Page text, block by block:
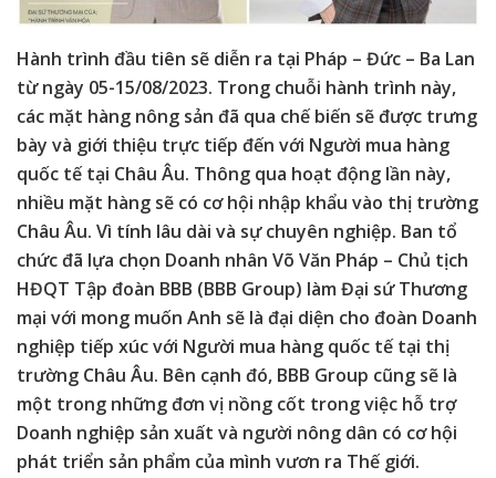
Hành trình đầu tiên sẽ diễn ra tại Pháp – Đức – Ba Lan
từ ngày 05-15/08/2023. Trong chuỗi hành trình này,
các mặt hàng nông sản đã qua chế biến sẽ được trưng
bày và giới thiệu trực tiếp đến với Người mua hàng
quốc tế tại Châu Âu. Thông qua hoạt động lần này,
nhiều mặt hàng sẽ có cơ hội nhập khẩu vào thị trường
Châu Âu. Vì tính lâu dài và sự chuyên nghiệp. Ban tổ
chức đã lựa chọn Doanh nhân Võ Văn Pháp – Chủ tịch
HĐQT Tập đoàn BBB (BBB Group) làm Đại sứ Thương
mại với mong muốn Anh sẽ là đại diện cho đoàn Doanh
nghiệp tiếp xúc với Người mua hàng quốc tế tại thị
trường Châu Âu. Bên cạnh đó, BBB Group cũng sẽ là
một trong những đơn vị nồng cốt trong việc hỗ trợ
Doanh nghiệp sản xuất và người nông dân có cơ hội
phát triển sản phẩm của mình vươn ra Thế giới.